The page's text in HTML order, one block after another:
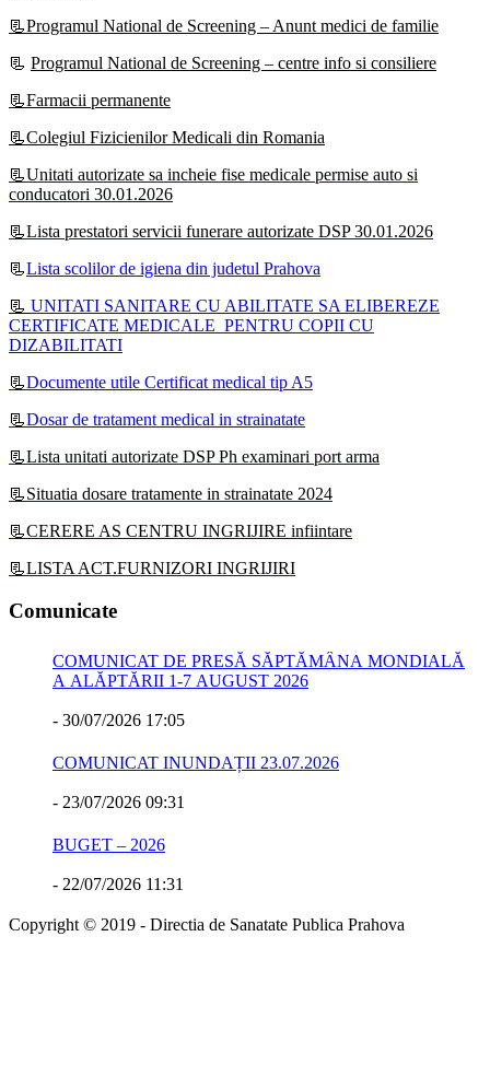
📃Programul National de Screening – Anunt medici de familie
📃 Programul National de Screening – centre info si consiliere
📃Farmacii permanente
📃Colegiul Fizicienilor Medicali din Romania
📃Unitati autorizate sa incheie fise medicale permise auto si
conducatori 30.01.2026
📃Lista prestatori servicii funerare autorizate DSP 30.01.2026
📃Lista scolilor de igiena din judetul Prahova
📃 UNITATI SANITARE CU ABILITATE SA ELIBEREZE
CERTIFICATE MEDICALE PENTRU COPII CU
DIZABILITATI
📃Documente utile Certificat medical tip A5
📃Dosar de tratament medical in strainatate
📃Lista unitati autorizate DSP Ph examinari port arma
📃Situatia dosare tratamente in strainatate 2024
📃CERERE AS CENTRU INGRIJIRE infiintare
📃LISTA ACT.FURNIZORI INGRIJIRI
Comunicate
COMUNICAT DE PRESĂ SĂPTĂMÂNA MONDIALĂ
A ALĂPTĂRII 1-7 AUGUST 2026
- 30/07/2026 17:05
COMUNICAT INUNDAȚII 23.07.2026
- 23/07/2026 09:31
BUGET – 2026
- 22/07/2026 11:31
Copyright © 2019 - Directia de Sanatate Publica Prahova